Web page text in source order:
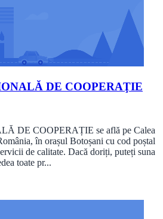
DE COOPERAŢIE
DE COOPERAȚIE se află pe Calea
în orașul Botoșani cu cod poștal
de calitate. Dacă doriți, puteți suna
toate pr...